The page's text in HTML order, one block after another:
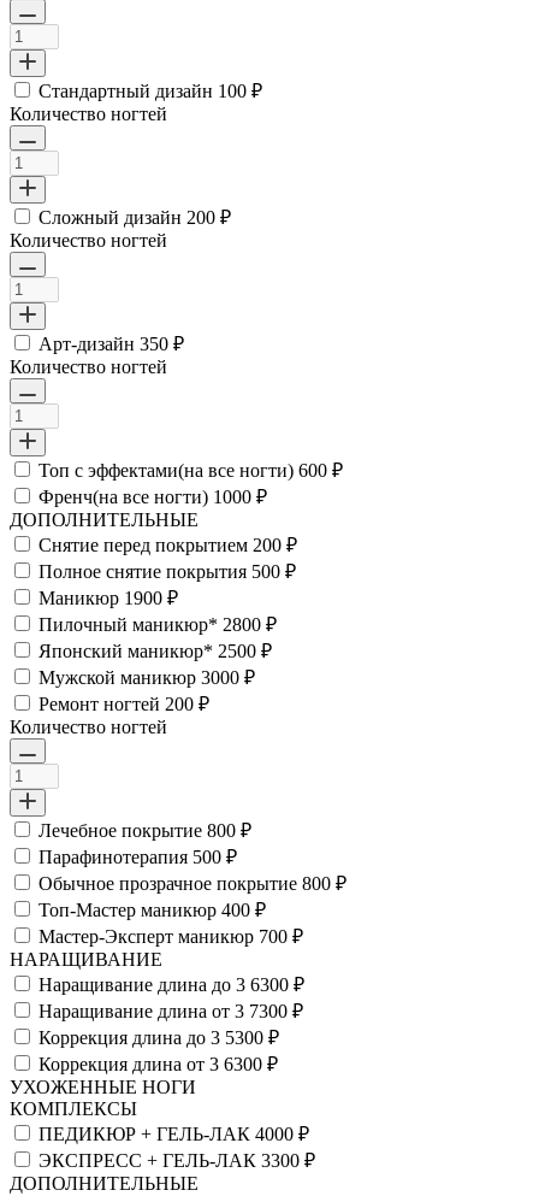
Стандартный дизайн 100 ₽
Количество ногтей
Сложный дизайн 200 ₽
Количество ногтей
Арт-дизайн 350 ₽
Количество ногтей
Топ с эффектами(на все ногти) 600 ₽
Френч(на все ногти) 1000 ₽
ДОПОЛНИТЕЛЬНЫЕ
Снятие перед покрытием 200 ₽
Полное снятие покрытия 500 ₽
Маникюр 1900 ₽
Пилочный маникюр* 2800 ₽
Японский маникюр* 2500 ₽
Мужской маникюр 3000 ₽
Ремонт ногтей 200 ₽
Количество ногтей
Лечебное покрытие 800 ₽
Парафинотерапия 500 ₽
Обычное прозрачное покрытие 800 ₽
Топ-Мастер маникюр 400 ₽
Мастер-Эксперт маникюр 700 ₽
НАРАЩИВАНИЕ
Наращивание длина до 3 6300 ₽
Наращивание длина от 3 7300 ₽
Коррекция длина до 3 5300 ₽
Коррекция длина от 3 6300 ₽
УХОЖЕННЫЕ НОГИ
КОМПЛЕКСЫ
ПЕДИКЮР + ГЕЛЬ-ЛАК 4000 ₽
ЭКСПРЕСС + ГЕЛЬ-ЛАК 3300 ₽
ДОПОЛНИТЕЛЬНЫЕ